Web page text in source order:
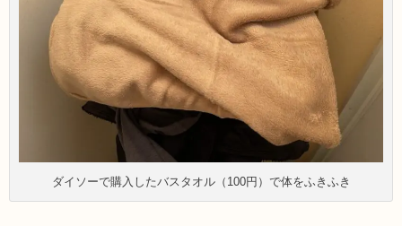
ダイソーで購入したバスタオル（100円）で体をふきふき